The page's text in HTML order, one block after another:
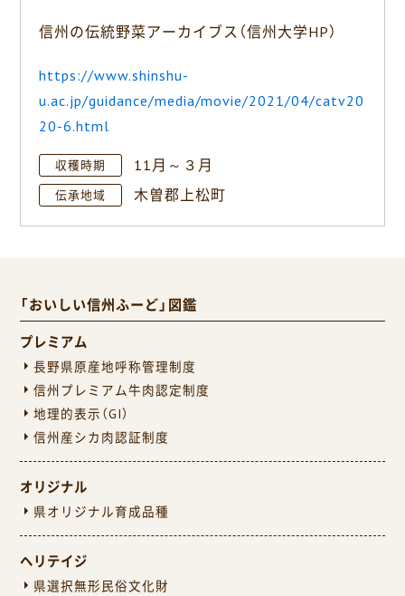
信州の伝統野菜アーカイブス（信州大学HP）
https://www.shinshu-
u.ac.jp/guidance/media/movie/2021/04/catv20
20-6.html
収穫時期 11月～３月
伝承地域 木曽郡上松町
「おいしい信州ふーど」図鑑
プレミアム
長野県原産地呼称管理制度
信州プレミアム牛肉認定制度
地理的表示（GI）
信州産シカ肉認証制度
オリジナル
県オリジナル育成品種
ヘリテイジ
県選択無形民俗文化財